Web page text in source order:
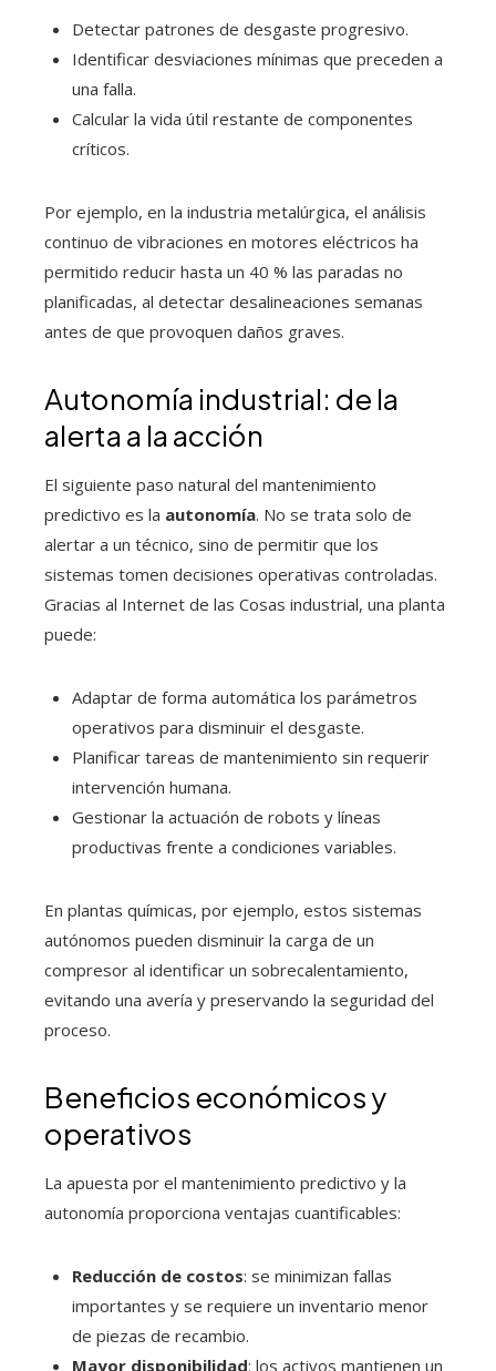
Detectar patrones de desgaste progresivo.
Identificar desviaciones mínimas que preceden a
una falla.
Calcular la vida útil restante de componentes
críticos.
Por ejemplo, en la industria metalúrgica, el análisis
continuo de vibraciones en motores eléctricos ha
permitido reducir hasta un 40 % las paradas no
planificadas, al detectar desalineaciones semanas
antes de que provoquen daños graves.
Autonomía industrial: de la
alerta a la acción
El siguiente paso natural del mantenimiento
predictivo es la autonomía. No se trata solo de
alertar a un técnico, sino de permitir que los
sistemas tomen decisiones operativas controladas.
Gracias al Internet de las Cosas industrial, una planta
puede:
Adaptar de forma automática los parámetros
operativos para disminuir el desgaste.
Planificar tareas de mantenimiento sin requerir
intervención humana.
Gestionar la actuación de robots y líneas
productivas frente a condiciones variables.
En plantas químicas, por ejemplo, estos sistemas
autónomos pueden disminuir la carga de un
compresor al identificar un sobrecalentamiento,
evitando una avería y preservando la seguridad del
proceso.
Beneficios económicos y
operativos
La apuesta por el mantenimiento predictivo y la
autonomía proporciona ventajas cuantificables:
Reducción de costos: se minimizan fallas
importantes y se requiere un inventario menor
de piezas de recambio.
Mayor disponibilidad: los activos mantienen un